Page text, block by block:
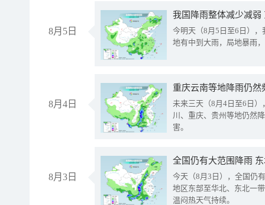
8月5日
我国降雨整体减少减弱
今明天（8月5日至6日）
地有中到大雨，局地暴雨
8月4日
重庆云南等地降雨仍然
未来三天（8月4日至6日
川、重庆、贵州等地仍然
害。
8月3日
全国仍有大范围降雨
今天（8月3日），全国仍
地区东部至华北、东北一
温闷热天气持续。